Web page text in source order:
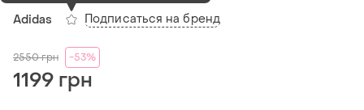
Adidas Подписаться на бренд
2550грн -53%
1199 грн